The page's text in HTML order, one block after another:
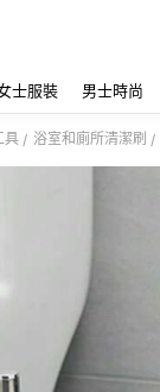
士服裝 男士時尚
具 / 浴室和廁所清潔刷 /